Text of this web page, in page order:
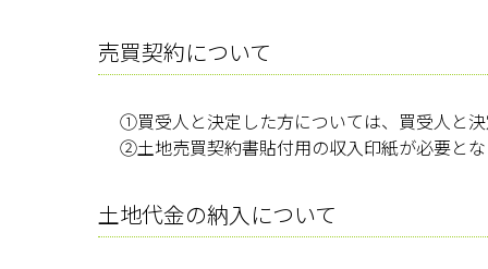
売買契約について
①買受人と決定した方については、買受人と
②土地売買契約書貼付用の収入印紙が必要と
土地代金の納入について